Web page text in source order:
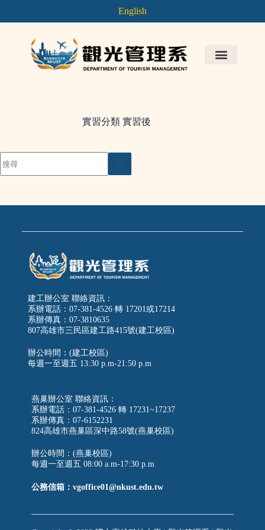
English
實習分類 實習後
建工辦公室 聯絡資訊：
系辦電話：07-381-4526 轉 17201或17214
系辦傳真：07-3810635
807高雄市三民區建工路415號(建工校區)
辦公時間：(建工校區)
每週一至週五 13:30 p.m-21:50 p.m
燕巢辦公室 聯絡資訊：
系辦電話：07-381-4526 轉 17231~17237
系辦傳真：07-6152231
824高雄市燕巢區深中路58號(燕巢校區)
辦公時間：(燕巢校區)
每週一至週五 08:00 a.m-17:30 p.m
公務信箱：vgoffice01@nkust.edu.tw